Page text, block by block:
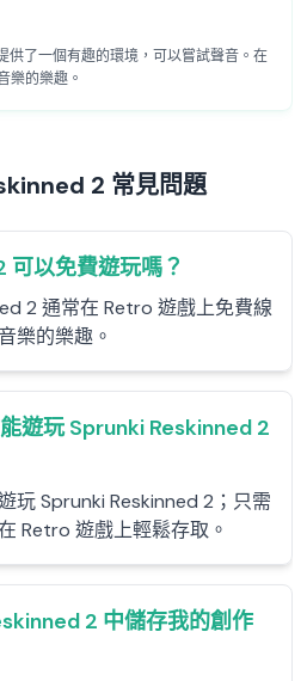
供了一個有趣的環境，可以嘗試聲音。在
樂的樂趣。
2 常見問題
可以免費遊玩嗎？
2 通常在 Retro 遊戲上免費線
樂的樂趣。
遊玩 Sprunki Reskinned 2
玩 Sprunki Reskinned 2；只需
Retro 遊戲上輕鬆存取。
2 中儲存我的創作